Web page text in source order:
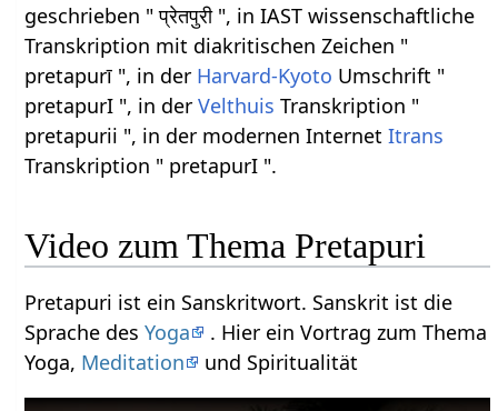
geschrieben " प्रेतपुरी ", in IAST wissenschaftliche
Transkription mit diakritischen Zeichen "
pretapurī ", in der Harvard-Kyoto Umschrift "
pretapurI ", in derVelthuis Transkription "
pretapurii ", in der modernen InternetItrans
Transkription " pretapurI ".
Video zum Thema Pretapuri
Pretapuri ist ein Sanskritwort. Sanskrit ist die
Sprache desYoga
. Hier ein Vortrag zum Thema
Yoga, Meditation und Spiritualität